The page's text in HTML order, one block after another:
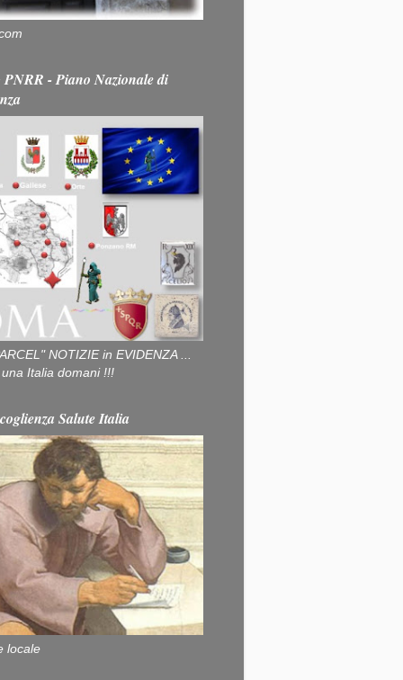
- Piano Nazionale di
NOTIZIE in EVIDENZA ...
Italia domani !!!
Salute Italia
locale